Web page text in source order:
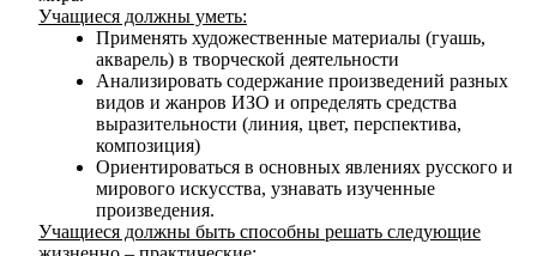
Учащиеся должны уметь:
Применять художественные материалы (гуашь,
акварель) в творческой деятельности
Анализировать содержание произведений разных
видов и жанров ИЗО и определять средства
выразительности (линия, цвет, перспектива,
композиция)
Ориентироваться в основных явлениях русского и
мирового искусства, узнавать изученные
произведения.
Учащиеся должны быть способны решать следующие